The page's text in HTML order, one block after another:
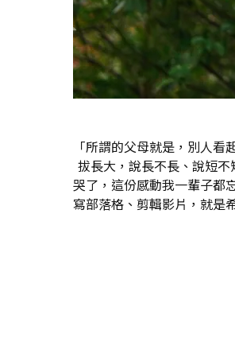
「所謂的父母就是，別人
拔長大，說長不長、說短
哭了，這份感動我一輩子都
寫部落格、剪輯影片，就是